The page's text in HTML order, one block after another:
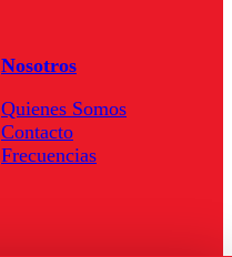
Nosotros
Quienes Somos
Contacto
Frecuencias